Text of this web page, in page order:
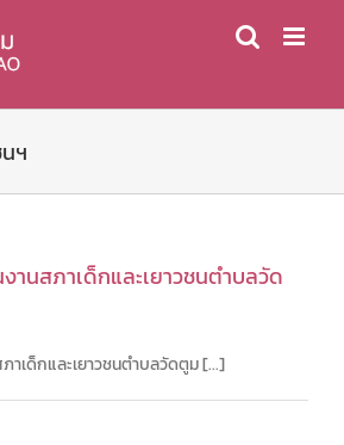
ฯ
านสภาเด็กและเยาวชนตำบลวัด
าเด็กและเยาวชนตำบลวัดตูม [...]